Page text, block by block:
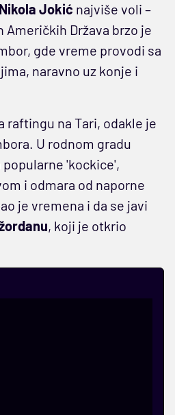
Nikola Jokić najviše voli –
Američkih Država brzo je
gde vreme provodi sa
naravno uz konje i
raftingu na Tari, odakle je
U rodnom gradu
'kockice',
i odmara od naporne
je vremena i da se javi
, koji je otkrio